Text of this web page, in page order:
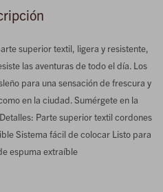
superior textil, ligera y resistente,
las aventuras de todo el día. Los
para una sensación de frescura y
en la ciudad. Sumérgete en la
Parte superior textil cordones
Sistema fácil de colocar Listo para
espuma extraíble